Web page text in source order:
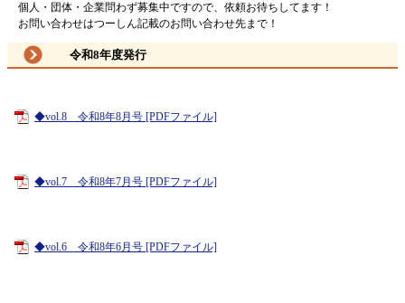
個人・団体・企業問わず募集中ですので、依頼お待ちしてます！
お問い合わせはつーしん記載のお問い合わせ先まで！
令和8年度発行
◆vol.8 令和8年8月号 [PDFファイル]
◆vol.7 令和8年7月号 [PDFファイル]
◆vol.6 令和8年6月号 [PDFファイル]